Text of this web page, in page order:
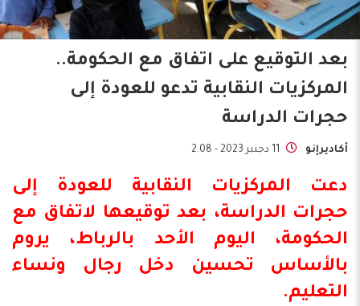
بعد التوقيع على اتفاق مع الحكومة..
المركزيات النقابية تدعو للعودة إلى
حجرات الدراسة
أكاديرإنو 11 دجنبر 2023 - 2:08
دعت المركزيات النقابية للعودة إلى
حجرات الدراسة، بعد توقيعها لاتفاق مع
الحكومة، اليوم الأحد بالرباط، يروم
بالأساس تحسين دخل رجال ونساء
التعليم.